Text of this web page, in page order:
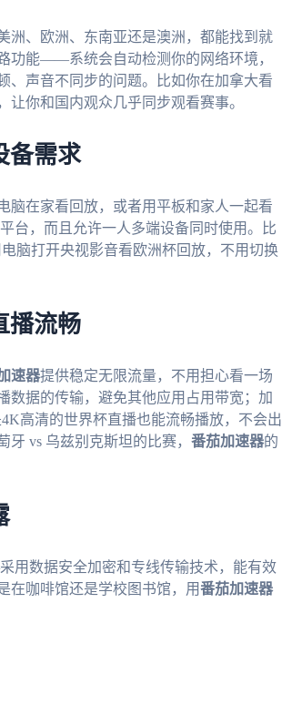
洲、欧洲、东南亚还是澳洲，都能找到就
功能——系统会自动检测你的网络环境，
、声音不同步的问题。比如你在加拿大看
你和国内观众几乎同步观看赛事。
备需求
脑在家看回放，或者用平板和家人一起看
台，而且允许一人多端设备同时使用。比
脑打开央视影音看欧洲杯回放，不用切换
播流畅
速器提供稳定无限流量，不用担心看一场
数据的传输，避免其他应用占用带宽；加
高清的世界杯直播也能流畅播放，不会出
vs 乌兹别克斯坦的比赛， 番茄加速器的
采用数据安全加密和专线传输技术，能有效
在咖啡馆还是学校图书馆，用番茄加速器